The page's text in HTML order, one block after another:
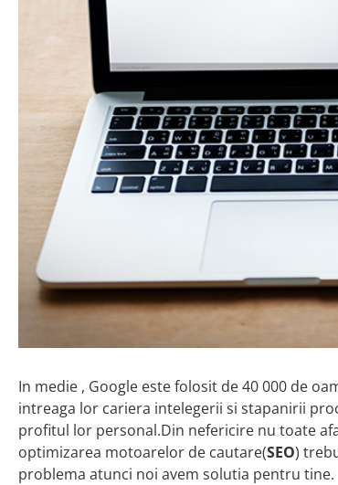
In medie , Google este folosit de 40 000 de
intreaga lor cariera intelegerii si stapanirii
profitul lor personal.Din nefericire nu toate
optimizarea motoarelor de cautare(SEO)
problema atunci noi avem solutia pentru tine.